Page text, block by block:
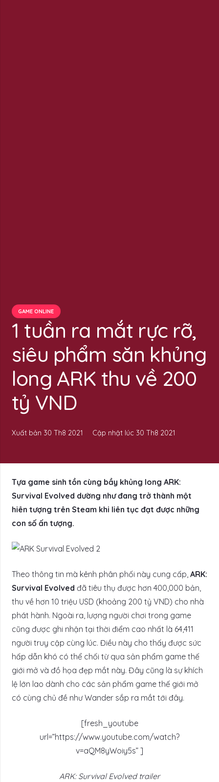
GAME ONLINE
1 tuần ra mắt rực rỡ,
siêu phẩm săn khủng
long ARK thu về 200
tỷ VND
Xuất bản 30 Th8 2021 Cập nhật lúc 30 Th8 2021
Tựa game sinh tồn cùng bầy khủng long ARK:
Survival Evolved dường như đang trở thành một
hiên tượng trên Steam khi liên tục đạt được những
con số ấn tượng.
Theo thông tin mà kênh phân phối này cung cấp, ARK:
Survival Evolved đã tiêu thụ được hơn 400,000 bản,
thu về hơn 10 triệu USD (khoảng 200 tỷ VND) cho nhà
phát hành. Ngoài ra, lượng người chơi trong game
cũng được ghi nhận tại thời điểm cao nhất là 64,411
người truy cập cùng lúc. Điều này cho thấy được sức
hấp dẫn khó có thể chối từ qua sản phẩm game thế
giới mở và đồ họa đẹp mắt này. Đây cũng là sự khích
lệ lớn lao dành cho các sản phẩm game thế giới mở
có cùng chủ đề như Wander sắp ra mắt tới đây.
[fresh_youtube
url=”https://www.youtube.com/watch?
v=aQM8yWoiy5s” ]
ARK: Survival Evolved trailer